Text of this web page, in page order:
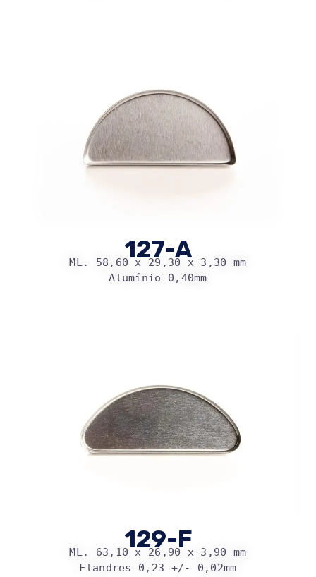
127-A
ML. 58,60 x 29,30 x 3,30 mm
Alumínio 0,40mm
129-F
ML. 63,10 x 26,90 x 3,90 mm
Flandres 0,23 +/- 0,02mm